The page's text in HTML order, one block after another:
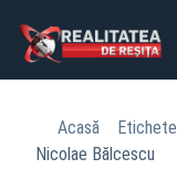
Acasă Etichete
Nicolae Bălcescu